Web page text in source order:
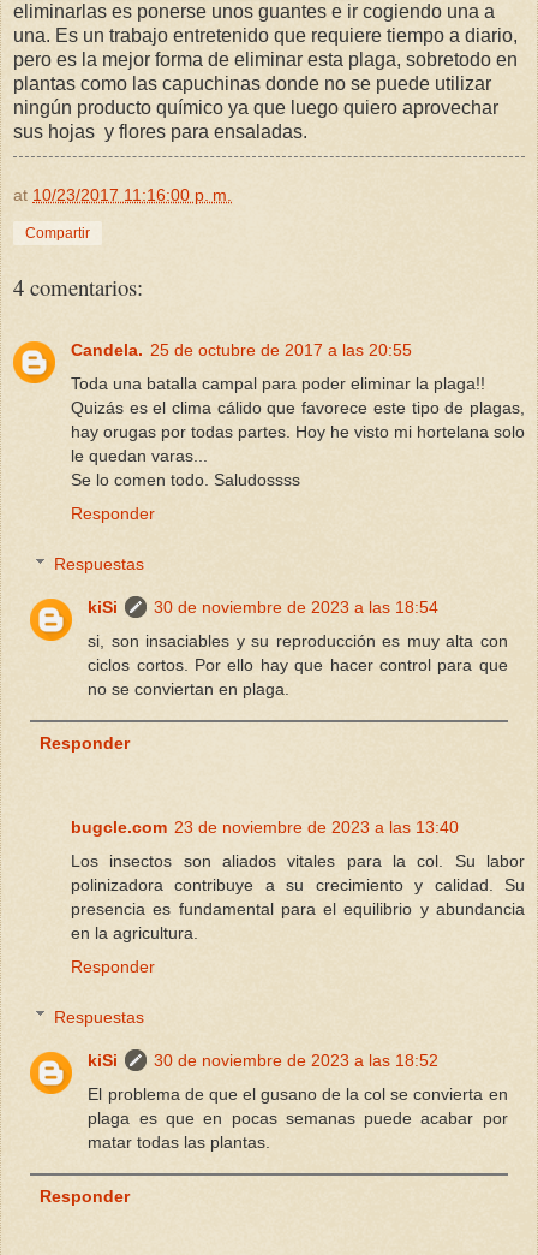
eliminarlas es ponerse unos guantes e ir cogiendo una a
una. Es un trabajo entretenido que requiere tiempo a diario,
pero es la mejor forma de eliminar esta plaga, sobretodo en
plantas como las capuchinas donde no se puede utilizar
ningún producto químico ya que luego quiero aprovechar
sus hojas y flores para ensaladas.
at 10/23/2017 11:16:00 p. m.
Compartir
4 comentarios:
Candela. 25 de octubre de 2017 a las 20:55
Toda una batalla campal para poder eliminar la plaga!!
Quizás es el clima cálido que favorece este tipo de plagas,
hay orugas por todas partes. Hoy he visto mi hortelana solo
le quedan varas...
Se lo comen todo. Saludossss
Responder
Respuestas
kiSi
30 de noviembre de 2023 a las 18:54
si, son insaciables y su reproducción es muy alta con
ciclos cortos. Por ello hay que hacer control para que
no se conviertan en plaga.
Responder
bugcle.com 23 de noviembre de 2023 a las 13:40
Los insectos son aliados vitales para la col. Su labor
polinizadora contribuye a su crecimiento y calidad. Su
presencia es fundamental para el equilibrio y abundancia
en la agricultura.
Responder
Respuestas
kiSi
30 de noviembre de 2023 a las 18:52
El problema de que el gusano de la col se convierta en
plaga es que en pocas semanas puede acabar por
matar todas las plantas.
Responder